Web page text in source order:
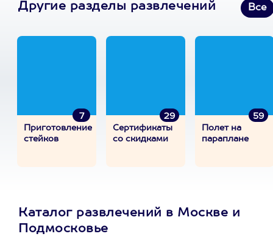
Другие разделы развлечений Все
7
Приготовление
стейков
29
Сертификаты
со скидками
59
Полет на
параплане
Каталог развлечений в Москве и
Подмосковье